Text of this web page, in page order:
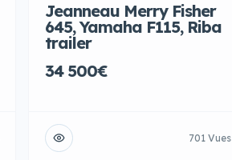
Jeanneau Merry Fisher
645, Yamaha F115, Riba
trailer
34 500€
701 Vues